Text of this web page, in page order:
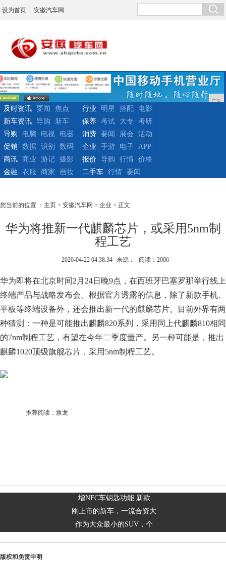
设为首页 安徽汽车网
广告
及时资讯 要闻
焦点
新车资讯
导购 新车
行业 明星 搭配
电影
保养
考试 大专
考研
导购
电脑 电视
电器
促销
数据 识别 数码
消费 要闻 展会
活动
企业
手游 电子
APP
商讯
商业 游记
摄影
金融
衣服 商家 画妆
报价 导购 行情
价格
二手车
行情 要闻
您当前的位置 ： 主页 > 安徽汽车网 > 企业 > 正文
华为将推新一代麒麟芯片，或采用5nm制
程工艺
2020-04-22 04:38:34 来源： 阅读：2006
华为即将在北京时间2月24日晚9点，在西班牙巴塞罗那举行线上
终端产品与战略发布会。根据官方透露的信息，除了新款手机、
平板等终端设备外，还会推出新一代的麒麟芯片。目前外界有两
种猜测：一种是可能推出麒麟820系列，采用同上代麒麟810相同
的7nm制程工艺，有望在今年二季度量产。另一种可能是，推出
麒麟1020顶级旗舰芯片，采用5nm制程工艺。
推荐阅读： 旗龙
增NFC车钥匙功能 新款
刚上市的新车，一流合资大
作为大众最小的SUV，个
版权和免责申明